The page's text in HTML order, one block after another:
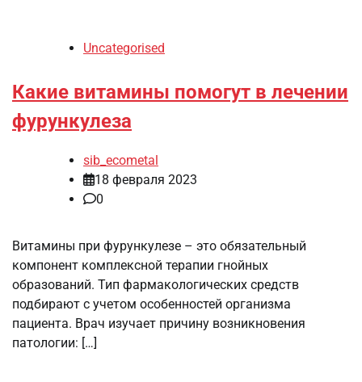
Uncategorised
Какие витамины помогут в лечении
фурункулеза
sib_ecometal
18 февраля 2023
0
Витамины при фурункулезе – это обязательный
компонент комплексной терапии гнойных
образований. Тип фармакологических средств
подбирают с учетом особенностей организма
пациента. Врач изучает причину возникновения
патологии: […]